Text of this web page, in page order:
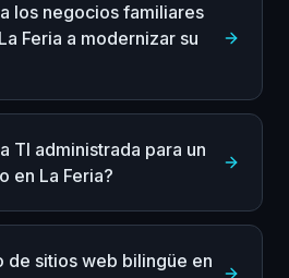
los negocios familiares
Feria a modernizar su
TI administrada para un
en La Feria?
de sitios web bilingüe en